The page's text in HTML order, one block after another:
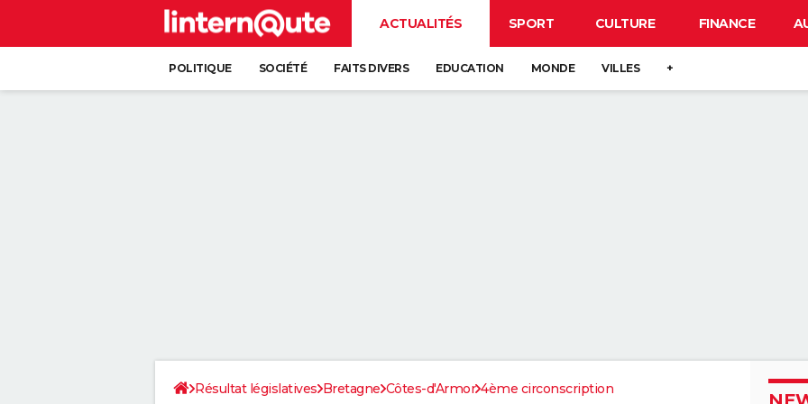
ACTUALITÉS SPORT CULTURE FINANCE
POLITIQUE SOCIÉTÉ FAITS DIVERS EDUCATION MONDE VILLES +
Résultat législatives Bretagne Côtes-d'Armor 4ème circonscription